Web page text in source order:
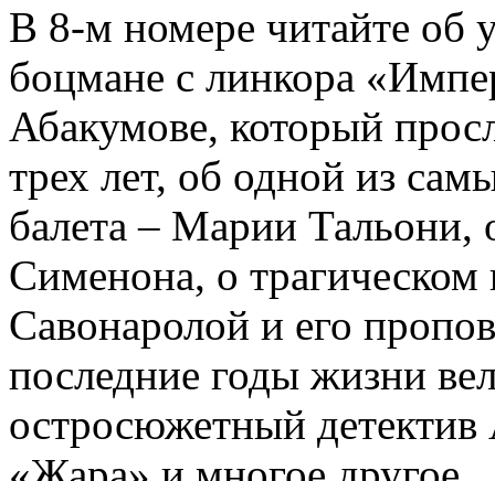
В 8-м номере читайте об
боцмане с линкора
Абакумове, который
трех лет, об одной из
балета – Марии
Сименона, о трагическом
Савонаролой и его
последние годы жизни
остросюжетный детектив